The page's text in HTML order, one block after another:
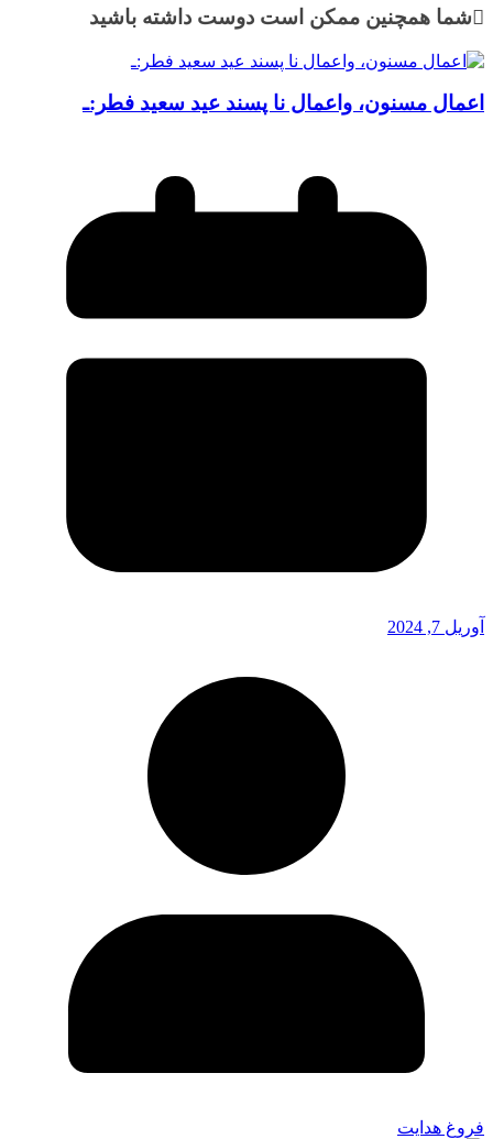
شما همچنین ممکن است دوست داشته باشید
اعمال مسنون، واعمال نا پسند عید سعید فطر:ـ
آوریل 7, 2024
فروغ هدایت